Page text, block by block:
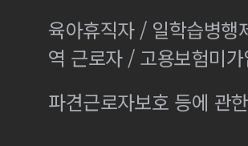
육아휴직자 / 일학습병행
역 근로자 / 고용보험미
파견근로자보호 등에 관